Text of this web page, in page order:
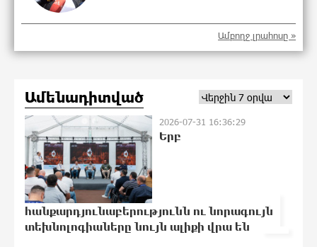
ինքնիշխանություն, ապա չի կարող
խոշորագույն վտանգներից է
գործազրկության և աղքատության աճը». «Փաստ»
9:42:48 6-08-2026
Գնաճային ռիսկերի, արտահանման
խնդիրների և աճի կայունության
մարտահրավերների համախումբը.
«Փաստ»
9:38:03 6-08-2026
Ամբողջ լրահոսը »
Ամենադիտված
1
2026-07-31 16:36:29
Երբ
հանքարդյունաբերությունն ու նորագույն
տեխնոլոգիաները նույն ալիքի վրա են